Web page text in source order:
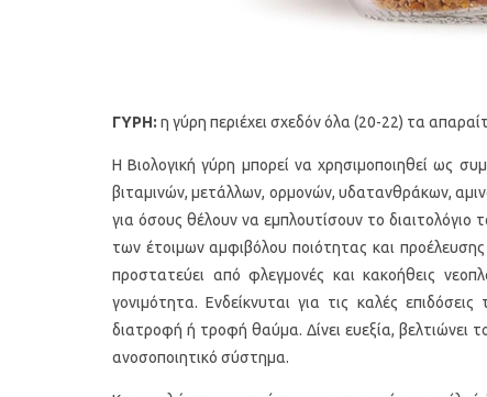
ΓΥΡΗ: η γύρη περιέχει σχεδόν όλα (20-22) τα
Η Βιολογική γύρη μπορεί να χρησιμοποιηθεί ως
βιταμινών, μετάλλων, ορμονών, υδατανθράκων,
για όσους θέλουν να εμπλουτίσουν το
των έτοιμων αμφιβόλου ποιότητας και
προστατεύει από φλεγμονές και κακοήθεις
γονιμότητα. Ενδείκνυται για τις καλές
διατροφή ή τροφή θαύμα. Δίνει ευεξία, βελτιώνει
ανοσοποιητικό σύστημα.